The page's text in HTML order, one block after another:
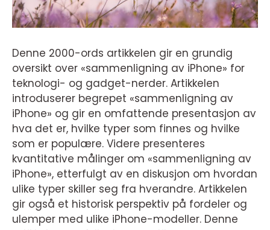
Denne 2000-ords artikkelen gir en grundig
oversikt over «sammenligning av iPhone» for
teknologi- og gadget-nerder. Artikkelen
introduserer begrepet «sammenligning av
iPhone» og gir en omfattende presentasjon av
hva det er, hvilke typer som finnes og hvilke
som er populære. Videre presenteres
kvantitative målinger om «sammenligning av
iPhone», etterfulgt av en diskusjon om hvordan
ulike typer skiller seg fra hverandre. Artikkelen
gir også et historisk perspektiv på fordeler og
ulemper med ulike iPhone-modeller. Denne